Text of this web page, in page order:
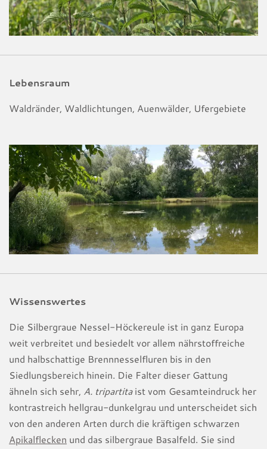
Lebensraum
Waldränder, Waldlichtungen, Auenwälder, Ufergebiete
Wissenswertes
Die Silbergraue Nessel-Höckereule ist in ganz Europa
weit verbreitet und besiedelt vor allem nährstoffreiche
und halbschattige Brennnesselfluren bis in den
Siedlungsbereich hinein. Die Falter dieser Gattung
ähneln sich sehr, A. tripartitaist vom Gesamteindruck her
kontrastreich hellgrau-dunkelgrau und unterscheidet sich
von den anderen Arten durch die kräftigen schwarzen
Apikalflecken und das silbergraue Basalfeld. Sie sind